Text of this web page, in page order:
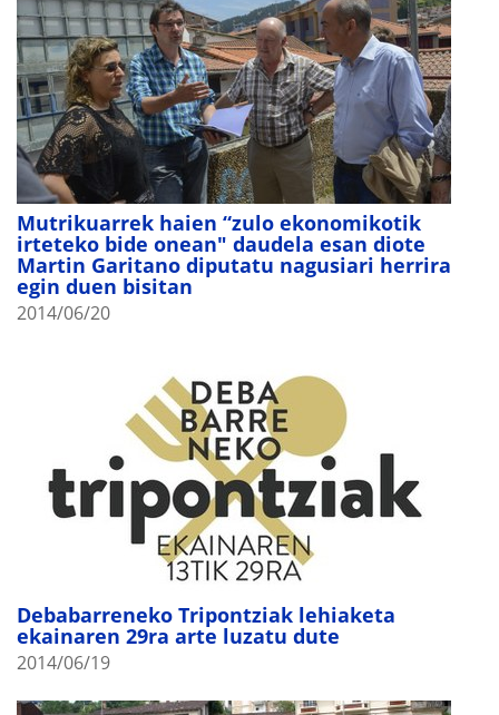
Mutrikuarrek haien “zulo ekonomikotik
irteteko bide onean" daudela esan diote
Martin Garitano diputatu nagusiari herrira
egin duen bisitan
2014/06/20
Debabarreneko Tripontziak lehiaketa
ekainaren 29ra arte luzatu dute
2014/06/19